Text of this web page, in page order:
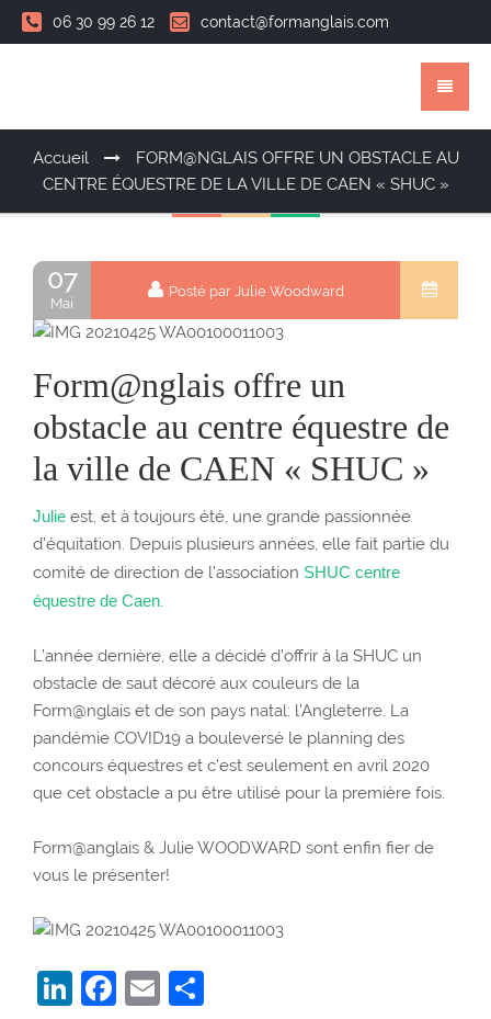
06 30 99 26 12 contact@formanglais.com
Accueil
FORM@NGLAIS OFFRE UN OBSTACLE AU
CENTRE ÉQUESTRE DE LA VILLE DE CAEN « SHUC »
07
Mai
Posté par Julie Woodward
Form@nglais offre un
obstacle au centre équestre de
la ville de CAEN « SHUC »
Julie est, et à toujours été, une grande passionnée
d’équitation. Depuis plusieurs années, elle fait partie du
comité de direction de l’association SHUC centre
équestre de Caen.
L’année dernière, elle a décidé d’offrir à la SHUC un
obstacle de saut décoré aux couleurs de la
Form@nglais et de son pays natal: l’Angleterre. La
pandémie COVID19 a bouleversé le planning des
concours équestres et c’est seulement en avril 2020
que cet obstacle a pu être utilisé pour la première fois.
Form@anglais & Julie WOODWARD sont enfin fier de
vous le présenter!
LinkedIn
Facebook
Email